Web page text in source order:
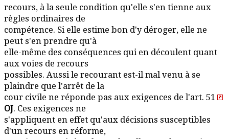
recours, à la seule condition qu'elle s'en tienne aux
règles ordinaires de
compétence. Si elle estime bon d'y déroger, elle ne
peut s'en prendre qu'à
elle-même des conséquences qui en découlent quant
aux voies de recours
possibles. Aussi le recourant est-il mal venu à se
plaindre que l'arrêt de la
cour civile ne réponde pas aux exigences de l'art. 51
OJ. Ces exigences ne
s'appliquent en effet qu'aux décisions susceptibles
d'un recours en réforme,